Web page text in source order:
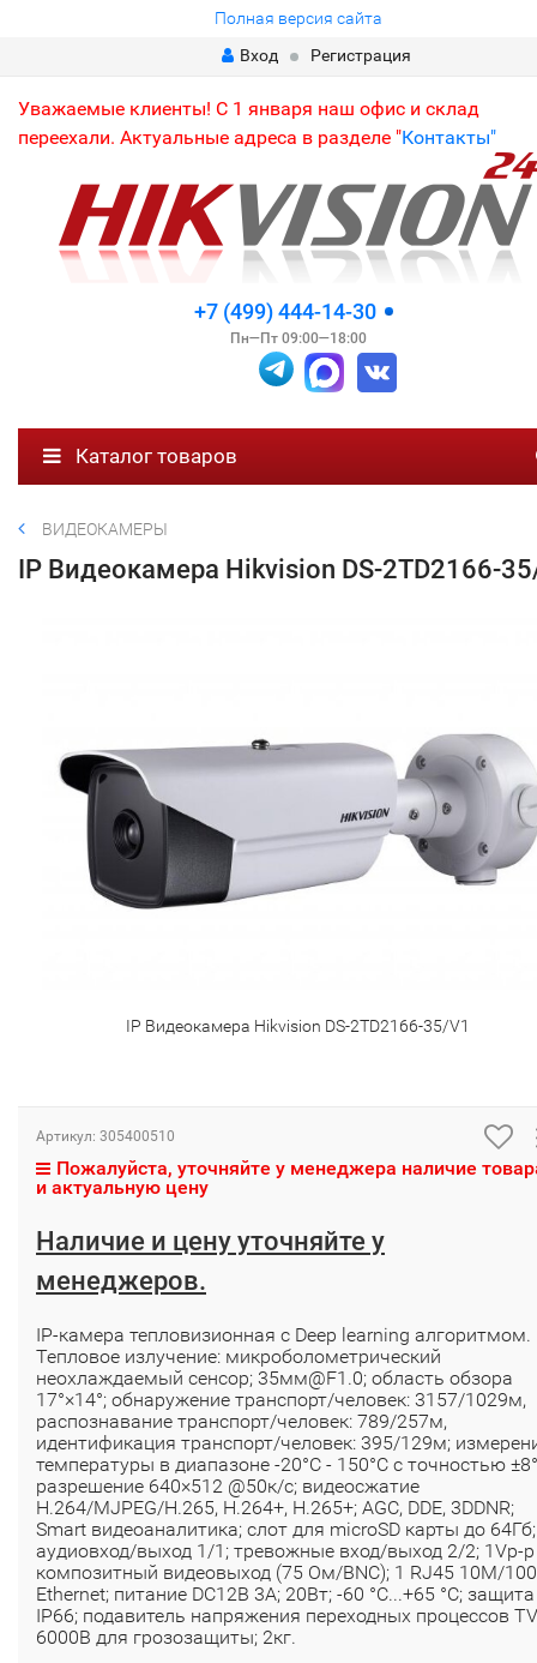
Полная версия сайта
Вход
Регистрация
Уважаемые клиенты! С 1 января наш офис и склад
переехали. Актуальные адреса в разделе "Контакты"
+7 (499) 444-14-30
Пн—Пт 09:00—18:00
Каталог товаров
ВИДЕОКАМЕРЫ
IP Видеокамера Hikvision DS-2TD2166-
IP Видеокамера Hikvision DS-2TD2166-35/V1
Артикул: 305400510
Пожалуйста, уточняйте у менеджера наличие
и актуальную цену
Наличие и цену уточняйте у
менеджеров.
IP-камера тепловизионная с Deep learning алгоритмом.
Тепловое излучение: микроболометрический
неохлаждаемый сенсор; 35мм@F1.0; область обзора
17°×14°; обнаружение транспорт/человек: 3157/1029м,
распознавание транспорт/человек: 789/257м,
идентификация транспорт/человек: 395/129м;
температуры в диапазоне -20°C - 150°C с точностью
разрешение 640×512 @50к/с; видеосжатие
H.264/MJPEG/H.265, H.264+, H.265+; AGC, DDE, 3DDNR;
Smart видеоаналитика; слот для microSD карты до 64Гб;
аудиовход/выход 1/1; тревожные вход/выход 2/2; 1Vp-p
композитный видеовыход (75 Ом/BNC); 1 RJ45 10M/
Ethernet; питание DC12В 3A; 20Вт; -60 °C...+65 °C; защита
IP66; подавитель напряжения переходных процессов
6000B для грозозащиты; 2кг.